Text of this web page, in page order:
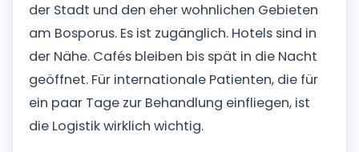
der Stadt und den eher wohnlichen Gebieten
am Bosporus. Es ist zugänglich. Hotels sind in
der Nähe. Cafés bleiben bis spät in die Nacht
geöffnet. Für internationale Patienten, die für
ein paar Tage zur Behandlung einfliegen, ist
die Logistik wirklich wichtig.